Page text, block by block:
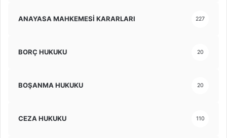
ANAYASA MAHKEMESİ KARARLARI 227
BORÇ HUKUKU 20
BOŞANMA HUKUKU 20
CEZA HUKUKU 110